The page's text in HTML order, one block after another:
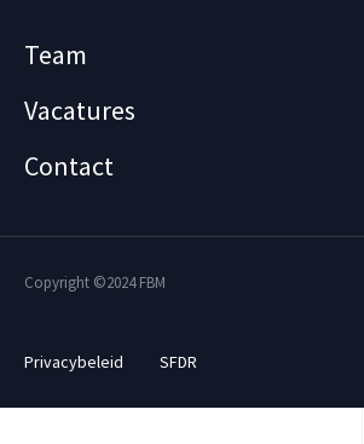
Team
Vacatures
Contact
Copyright ©2024 FBM
Privacybeleid SFDR